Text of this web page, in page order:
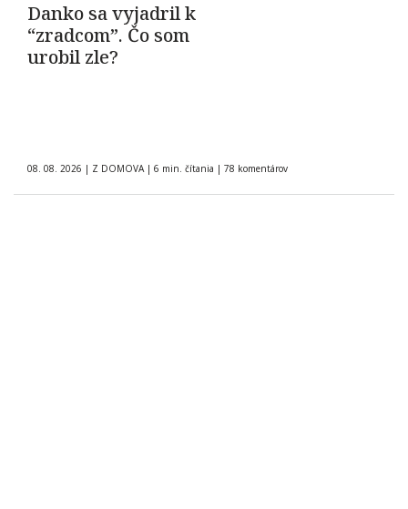
Danko sa vyjadril k
“zradcom”. Čo som
urobil zle?
08. 08. 2026 | Z DOMOVA | 6 min. čítania | 78 komentárov